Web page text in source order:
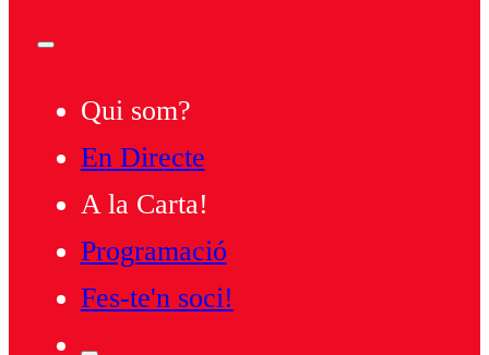
Qui som?
En Directe
A la Carta!
Programació
Fes-te'n soci!